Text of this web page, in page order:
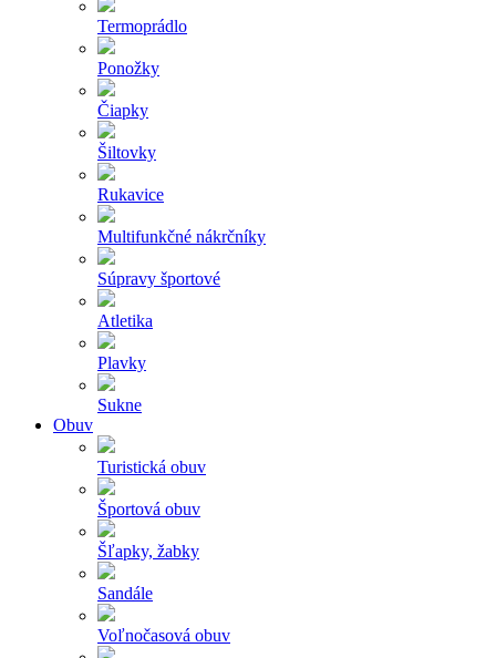
Termoprádlo
Ponožky
Čiapky
Šiltovky
Rukavice
Multifunkčné nákrčníky
Súpravy športové
Atletika
Plavky
Sukne
Obuv
Turistická obuv
Športová obuv
Šľapky, žabky
Sandále
Voľnočasová obuv